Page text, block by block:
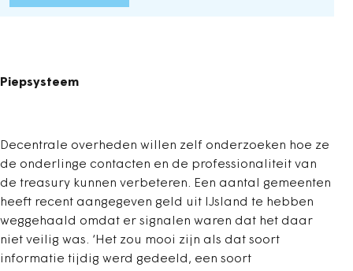
Piepsysteem
Decentrale overheden willen zelf onderzoeken hoe ze
de onderlinge contacten en de professionaliteit van
de treasury kunnen verbeteren. Een aantal gemeenten
heeft recent aangegeven geld uit IJsland te hebben
weggehaald omdat er signalen waren dat het daar
niet veilig was. ‘Het zou mooi zijn als dat soort
informatie tijdig werd gedeeld, een soort